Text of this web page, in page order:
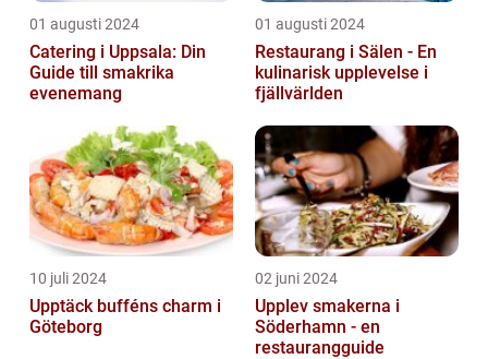
01 augusti 2024
Catering i Uppsala: Din
Guide till smakrika
evenemang
01 augusti 2024
Restaurang i Sälen - En
kulinarisk upplevelse i
fjällvärlden
10 juli 2024
Upptäck bufféns charm i
Göteborg
02 juni 2024
Upplev smakerna i
Söderhamn - en
restaurangguide